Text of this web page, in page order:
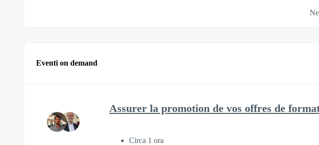
Eventi on demand
Assurer la promotion de vos offres de
Circa 1 ora